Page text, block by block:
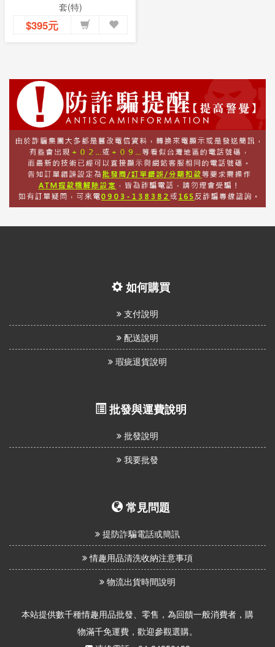
套(特)
$395元
如何購買
支付說明
配送說明
瑕疵退貨說明
批發與運費說明
批發說明
我要批發
常見問題
提防詐騙電話或簡訊
情趣用品清洗收納注意事項
物流出貨時間說明
本站提供數千種情趣用品批發、零售，為回饋一般消費者，購
物滿千免運費，歡迎參觀選購。